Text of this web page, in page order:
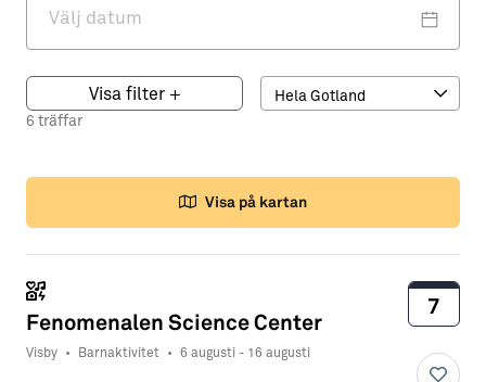
Visa filter +
6 träffar
Visa på kartan
Fenomenalen Science Center
Visby • Barnaktivitet • 6 augusti - 16 augusti
7